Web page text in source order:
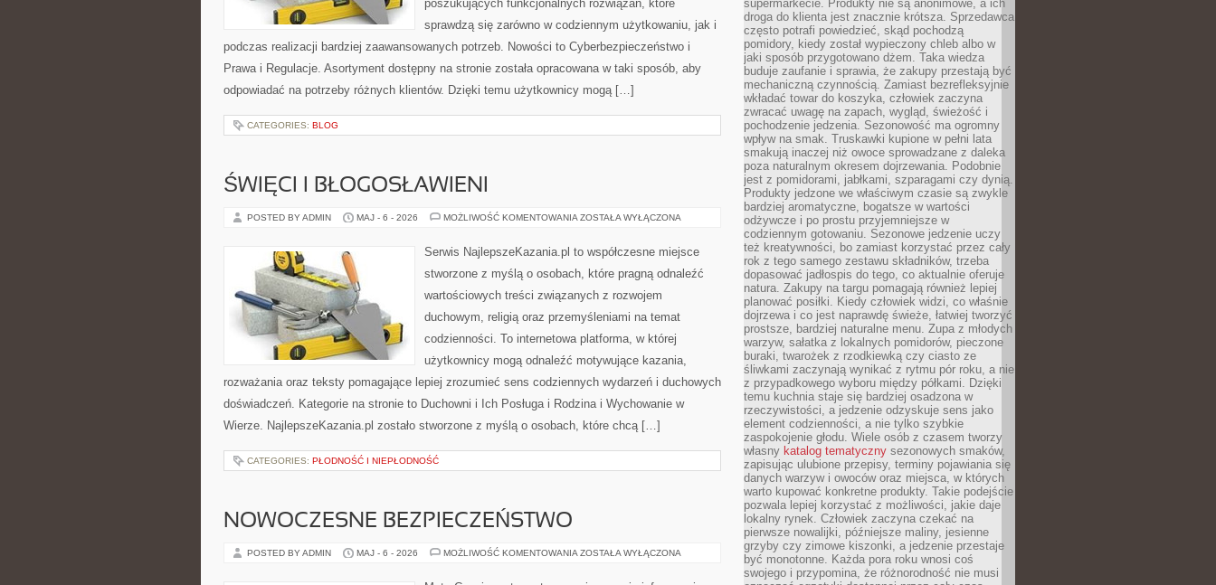
poszukujących funkcjonalnych rozwiązań, które
sprawdzą się zarówno w codziennym użytkowaniu, jak i
podczas realizacji bardziej zaawansowanych potrzeb. Nowości to Cyberbezpieczeństwo i
Prawa i Regulacje. Asortyment dostępny na stronie została opracowana w taki sposób, aby
odpowiadać na potrzeby różnych klientów. Dzięki temu użytkownicy mogą […]
CATEGORIES: BLOG
ŚWIĘCI I BŁOGOSŁAWIENI
POSTED BY ADMIN MAJ - 6 - 2026 MOŻLIWOŚĆ KOMENTOWANIA ŚWIĘCI
ZOSTAŁA WYŁĄCZONA
Serwis NajlepszeKazania.pl to współczesne miejsce
stworzone z myślą o osobach, które pragną odnaleźć
wartościowych treści związanych z rozwojem
duchowym, religią oraz przemyśleniami na temat
codzienności. To internetowa platforma, w której
użytkownicy mogą odnaleźć motywujące kazania,
rozważania oraz teksty pomagające lepiej zrozumieć sens codziennych wydarzeń i duchowych
doświadczeń. Kategorie na stronie to Duchowni i Ich Posługa i Rodzina i Wychowanie w
Wierze. NajlepszeKazania.pl zostało stworzone z myślą o osobach, które chcą […]
CATEGORIES: PŁODNOŚĆ I NIEPŁODNOŚĆ
NOWOCZESNE BEZPIECZEŃSTWO
POSTED BY ADMIN MAJ - 6 - 2026 MOŻLIWOŚĆ KOMENTOWANIA NOWOCZESNE
ZOSTAŁA WYŁĄCZONA
supermarkecie. Produkty nie są anonimowe, a ich
droga do klienta jest znacznie krótsza. Sprzedawca
często potrafi powiedzieć, skąd pochodzą
pomidory, kiedy został wypieczony chleb albo w
jaki sposób przygotowano dżem. Taka wiedza
buduje zaufanie i sprawia, że zakupy przestają być
mechaniczną czynnością. Zamiast bezrefleksyjnie
wkładać towar do koszyka, człowiek zaczyna
zwracać uwagę na zapach, wygląd, świeżość i
pochodzenie jedzenia. Sezonowość ma ogromny
wpływ na smak. Truskawki kupione w pełni lata
smakują inaczej niż owoce sprowadzane z daleka
poza naturalnym okresem dojrzewania. Podobnie
jest z pomidorami, jabłkami, szparagami czy dynią.
Produkty jedzone we właściwym czasie są zwykle
bardziej aromatyczne, bogatsze w wartości
odżywcze i po prostu przyjemniejsze w
codziennym gotowaniu. Sezonowe jedzenie uczy
też kreatywności, bo zamiast korzystać przez cały
rok z tego samego zestawu składników, trzeba
dopasować jadłospis do tego, co aktualnie oferuje
natura. Zakupy na targu pomagają również lepiej
planować posiłki. Kiedy człowiek widzi, co właśnie
dojrzewa i co jest naprawdę świeże, łatwiej tworzyć
prostsze, bardziej naturalne menu. Zupa z młodych
warzyw, sałatka z lokalnych pomidorów, pieczone
buraki, twarożek z rzodkiewką czy ciasto ze
śliwkami zaczynają wynikać z rytmu pór roku, a nie
z przypadkowego wyboru między półkami. Dzięki
temu kuchnia staje się bardziej osadzona w
rzeczywistości, a jedzenie odzyskuje sens jako
element codzienności, a nie tylko szybkie
zaspokojenie głodu. Wiele osób z czasem tworzy
własny katalog tematyczny sezonowych smaków,
zapisując ulubione przepisy, terminy pojawiania się
danych warzyw i owoców oraz miejsca, w których
warto kupować konkretne produkty. Takie podejście
pozwala lepiej korzystać z możliwości, jakie daje
lokalny rynek. Człowiek zaczyna czekać na
pierwsze nowalijki, późniejsze maliny, jesienne
grzyby czy zimowe kiszonki, a jedzenie przestaje
być monotonne. Każda pora roku wnosi coś
swojego i przypomina, że różnorodność nie musi